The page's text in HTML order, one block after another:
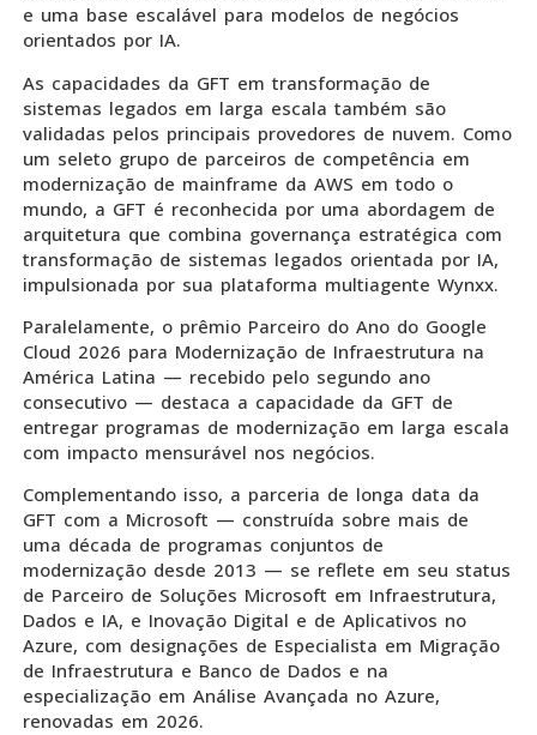
e uma base escalável para modelos de negócios
orientados por IA.
As capacidades da GFT em transformação de
sistemas legados em larga escala também são
validadas pelos principais provedores de nuvem. Como
um seleto grupo de parceiros de competência em
modernização de mainframe da AWS em todo o
mundo, a GFT é reconhecida por uma abordagem de
arquitetura que combina governança estratégica com
transformação de sistemas legados orientada por IA,
impulsionada por sua plataforma multiagente Wynxx.
Paralelamente, o prêmio Parceiro do Ano do Google
Cloud 2026 para Modernização de Infraestrutura na
América Latina — recebido pelo segundo ano
consecutivo — destaca a capacidade da GFT de
entregar programas de modernização em larga escala
com impacto mensurável nos negócios.
Complementando isso, a parceria de longa data da
GFT com a Microsoft — construída sobre mais de
uma década de programas conjuntos de
modernização desde 2013 — se reflete em seu status
de Parceiro de Soluções Microsoft em Infraestrutura,
Dados e IA, e Inovação Digital e de Aplicativos no
Azure, com designações de Especialista em Migração
de Infraestrutura e Banco de Dados e na
especialização em Análise Avançada no Azure,
renovadas em 2026.